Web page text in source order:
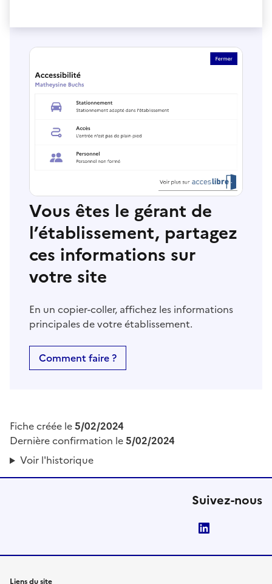
Vous êtes le gérant de
l’établissement, partagez
ces informations sur
votre site
En un copier-coller, affichez les informations
principales de votre établissement.
Comment faire ?
Fiche créée le5/02/2024
Dernière confirmation le5/02/2024
Voir l'historique
Suivez-nous
Liens du site